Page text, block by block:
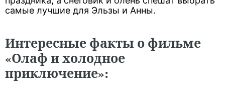
самые лучшие для Эльзы и Анны.
Интересные факты о фильме
«Олаф и холодное
приключение»: